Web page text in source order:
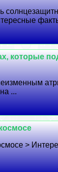
которые
...
>